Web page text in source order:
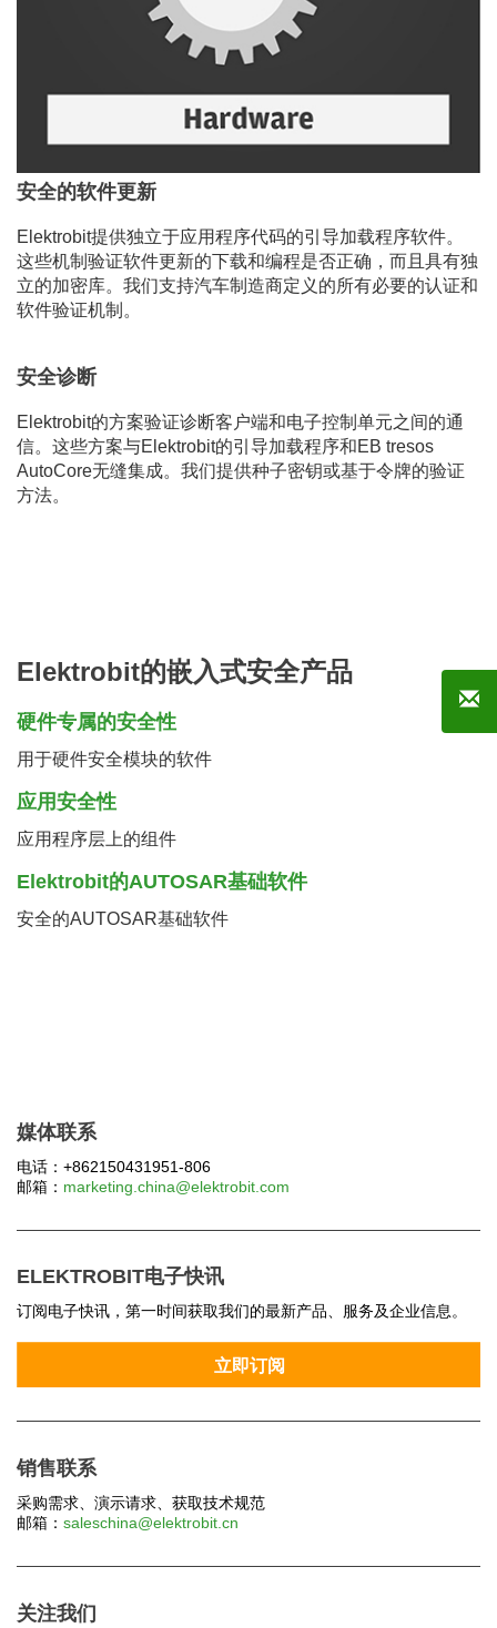
安全的软件更新
Elektrobit提供独立于应用程序代码的引导加载程序软件。
这些机制验证软件更新的下载和编程是否正确，而且具有独
立的加密库。我们支持汽车制造商定义的所有必要的认证和
软件验证机制。
安全诊断
Elektrobit的方案验证诊断客户端和电子控制单元之间的通
信。这些方案与Elektrobit的引导加载程序和EB tresos
AutoCore无缝集成。我们提供种子密钥或基于令牌的验证
方法。
Elektrobit的嵌入式安全产品
硬件专属的安全性
用于硬件安全模块的软件
应用安全性
应用程序层上的组件
Elektrobit的AUTOSAR基础软件
安全的AUTOSAR基础软件
媒体联系
电话：+862150431951-806
邮箱： marketing.china@elektrobit.com
ELEKTROBIT电子快讯
订阅电子快讯，第一时间获取我们的最新产品、服务及企业信息。
销售联系
采购需求、演示请求、获取技术规范
邮箱： saleschina@elektrobit.cn
关注我们